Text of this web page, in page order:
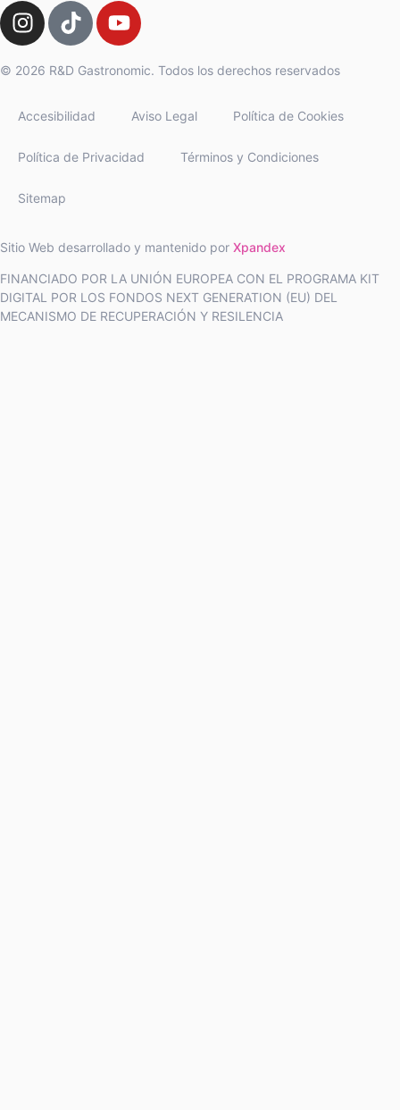
© 2026 R&D Gastronomic. Todos los derechos reservados
Accesibilidad Aviso Legal Política de Cookies
Política de Privacidad Términos y Condiciones
Sitemap
Sitio Web desarrollado y mantenido por Xpandex
FINANCIADO POR LA UNIÓN EUROPEA CON EL PROGRAMA KIT
DIGITAL POR LOS FONDOS NEXT GENERATION (EU) DEL
MECANISMO DE RECUPERACIÓN Y RESILENCIA